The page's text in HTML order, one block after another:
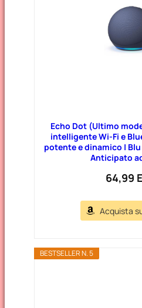
Echo Dot (Ultimo
intelligente Wi-Fi e
potente e dinamico |
Anticipato
64,99
Acquista
BESTSELLER N. 5